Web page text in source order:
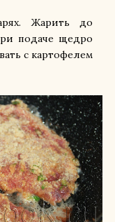
Жарить до
подаче щедро
с картофелем